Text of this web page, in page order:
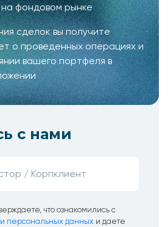
фондовом рынке
сделок вы получите
о проведенных операциях и
вашего портфеля в
с нами
что ознакомились с
персональных данных и даете